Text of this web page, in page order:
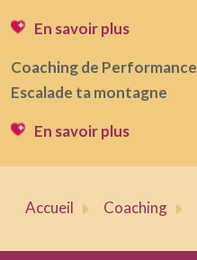
En savoir plus
Coaching de Performance
Escalade ta montagne
En savoir plus
Accueil Coaching